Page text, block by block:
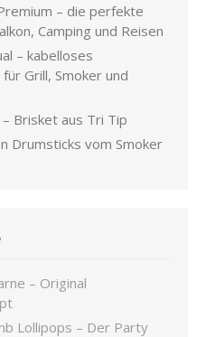
– die perfekte
Camping und Reisen
– kabelloses
Grill, Smoker und
Brisket aus Tri Tip
Drumsticks vom Smoker
– Original
Lollipops – Der Party